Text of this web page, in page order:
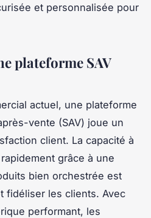
et personnalisée pour
plateforme SAV
actuel, une plateforme
vente (SAV) joue un
client. La capacité à
grâce à une
bien orchestrée est
fidéliser les clients. Avec
performant, les